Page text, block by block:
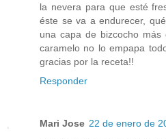
la nevera para que esté
éste se va a endurecer,
una capa de bizcocho
caramelo no lo empapa
gracias por la receta!!
Responder
Mari Jose 22 de enero de